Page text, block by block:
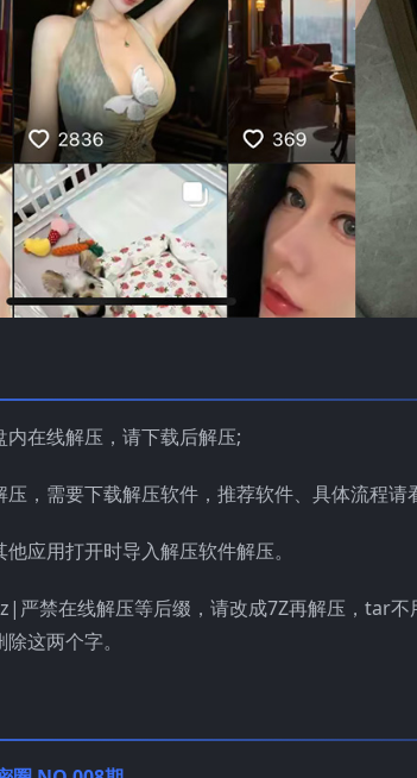
在线解压，请下载后解压;
，需要下载解压软件，推荐软件、具体流程请
应用打开时导入解压软件解压。
严禁在线解压等后缀，请改成7Z再解压，tar
这两个字。